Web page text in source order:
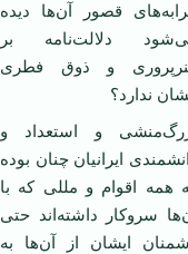
قصور آن‌ها دیده
دلالت‌نامه بر
و ذوق فطری
ندارد؟
و استعداد و
ایرانیان چنان بوده
همه اقوام و مللی که با
سروکار داشته‌اند حتی
ایشان از آن‌ها به